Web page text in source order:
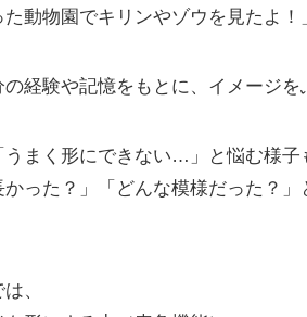
た動物園でキリンやゾウを見たよ！
の経験や記憶をもとに、イメージ
まく形にできない…」と悩む様子
かった？」「どんな模様だった？
、